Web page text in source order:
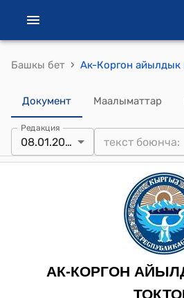
Башкы бет ›
Документ Маалыматтар
Редакция
08.01.2021